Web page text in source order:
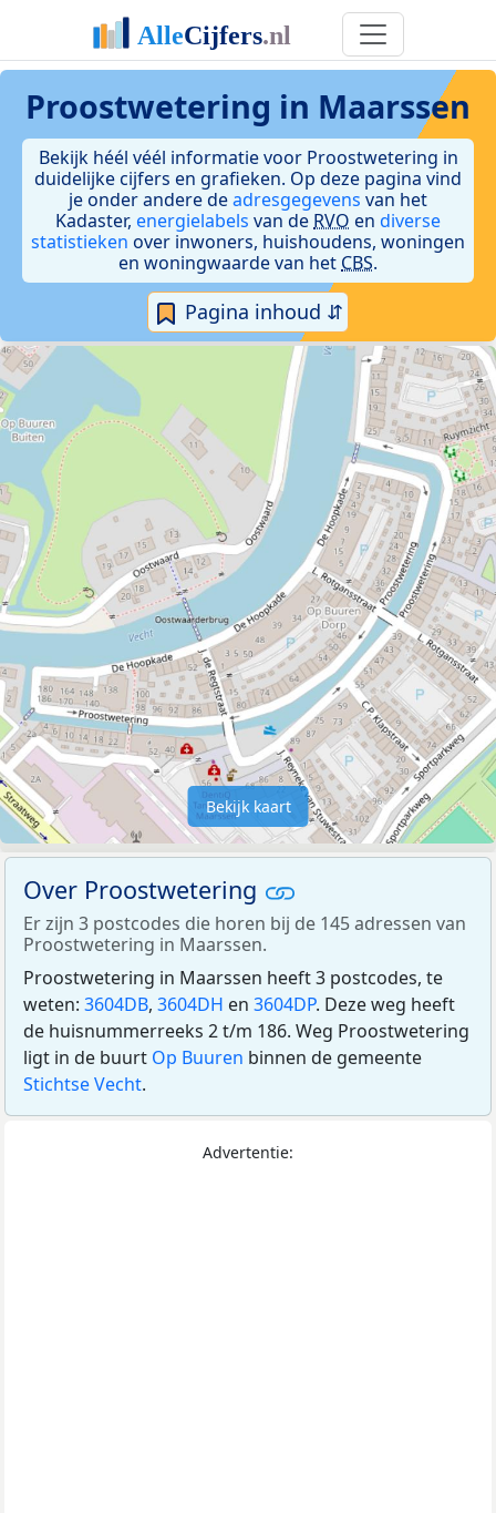
Proostwetering in Maarssen
Bekijk héél véél informatie voor Proostwetering in
duidelijke cijfers en grafieken. Op deze pagina vind
je onder andere deadresgegevens van het
Kadaster, energielabels van de RVO en diverse
statistieken over inwoners, huishoudens, woningen
en woningwaarde van het CBS.
Pagina inhoud ⇵
Bekijk kaart
Over Proostwetering
Er zijn 3 postcodes die horen bij de 145 adressen van
Proostwetering in Maarssen.
Proostwetering in Maarssen heeft 3 postcodes, te
weten: 3604DB, 3604DH en 3604DP. Deze weg heeft
de huisnummerreeks 2 t/m 186. Weg Proostwetering
ligt in de buurt Op Buuren binnen de gemeente
Stichtse Vecht.
Advertentie: